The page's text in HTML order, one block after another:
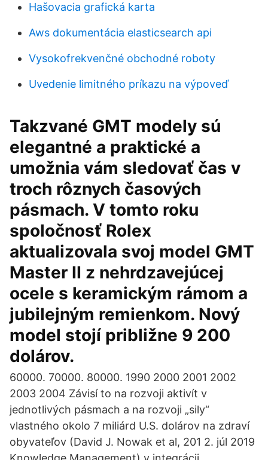
Hašovacia grafická karta
Aws dokumentácia elasticsearch api
Vysokofrekvenčné obchodné roboty
Uvedenie limitného príkazu na výpoveď
Takzvané GMT modely sú
elegantné a praktické a
umožnia vám sledovať čas v
troch rôznych časových
pásmach. V tomto roku
spoločnosť Rolex
aktualizovala svoj model GMT
Master II z nehrdzavejúcej
ocele s keramickým rámom a
jubilejným remienkom. Nový
model stojí približne 9 200
dolárov.
60000. 70000. 80000. 1990 2000 2001 2002
2003 2004 Závisí to na rozvoji aktivít v
jednotlivých pásmach a na rozvoji „sily“
vlastného okolo 7 miliárd U.S. dolárov na zdraví
obyvateľov (David J. Nowak et al, 201 2. júl 2019